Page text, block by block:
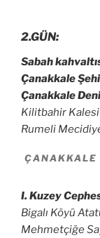
2.GÜN:
Sabah
Çanakkale
Çanakkale
Kilitbahir Kalesi
Rumeli
ÇANAKKALE
I. Kuzey
Bigalı Köyü
Mehmetçiğe